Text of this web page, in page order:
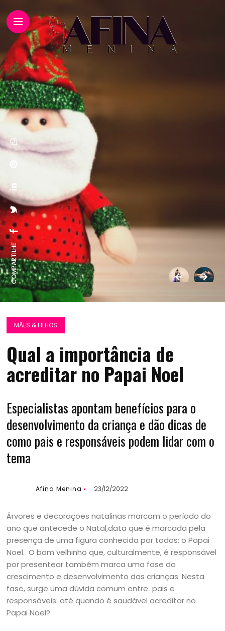
COMPARTILHE:
MÃES & FILHOS
Qual a importância de
acreditar no Papai Noel
Especialistas apontam benefícios para o
desenvolvimento da criança e dão dicas de
como pais e responsáveis podem lidar com o
tema
Afina Menina 23/12/2022
Árvores e decorações natalinas marcam o período do
ano que antecede o Natal,data que é marcada pela
presença de uma figura conhecida por todos: o Papai
Noel. O bom velhinho que, culturalmente, é responsável
por presentear também marca uma fase do
crescimento e desenvolvimento das crianças. Nesta
fase, surge uma dúvida comum entre pais e
responsáveis: até quando é saudável acreditar no
Papai Noel?